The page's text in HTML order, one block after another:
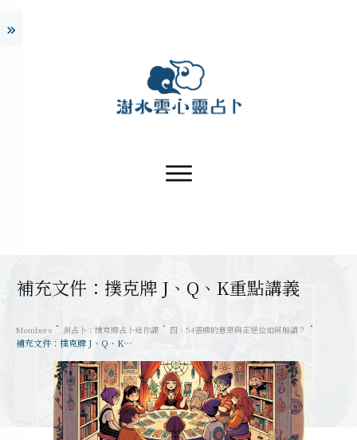
補充文件：撲克牌 J、Q、K重點講義
Members 澍占卜：撲克牌占卜迷你課 四、54張牌的意思與正逆位如何解讀？
補充文件：撲克牌 J、Q、K重點講義